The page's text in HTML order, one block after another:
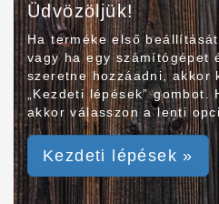
Üdvözöljük!
Ha terméke első
vagy ha egy számítógépet
szeretne hozzáadni, akkor
„Kezdeti lépések”
akkor válasszon a lenti
Kezdeti lépések »